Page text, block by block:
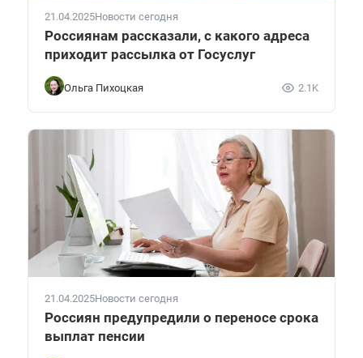
21.04.2025Новости сегодня
Россиянам рассказали, с какого адреса
приходит рассылка от Госуслуг
Ольга Пихоцкая 2.1K
21.04.2025Новости сегодня
Россиян предупредили о переносе срока
выплат пенсии